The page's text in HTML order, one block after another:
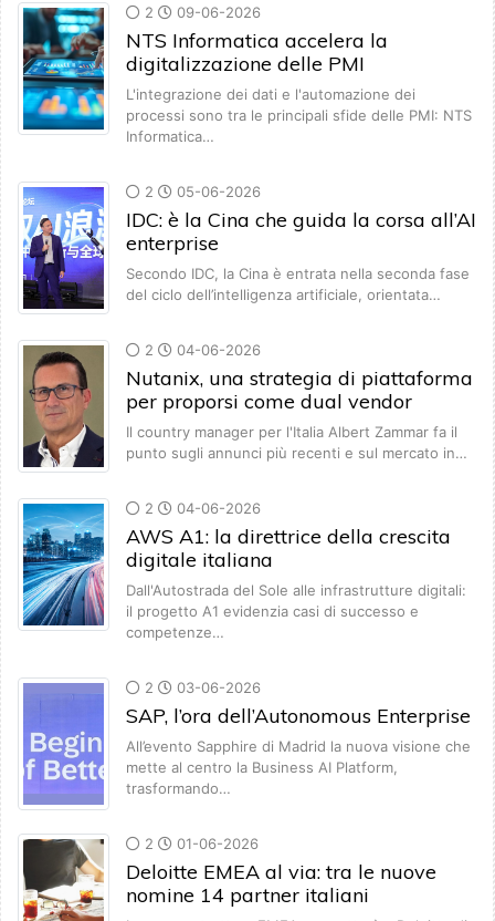
2 09-06-2026
NTS Informatica accelera la
digitalizzazione delle PMI
L'integrazione dei dati e l'automazione dei
processi sono tra le principali sfide delle PMI: NTS
Informatica…
2 05-06-2026
IDC: è la Cina che guida la corsa all’AI
enterprise
Secondo IDC, la Cina è entrata nella seconda fase
del ciclo dell’intelligenza artificiale, orientata…
2 04-06-2026
Nutanix, una strategia di piattaforma
per proporsi come dual vendor
Il country manager per l'Italia Albert Zammar fa il
punto sugli annunci più recenti e sul mercato in…
2 04-06-2026
AWS A1: la direttrice della crescita
digitale italiana
Dall'Autostrada del Sole alle infrastrutture digitali:
il progetto A1 evidenzia casi di successo e
competenze…
2 03-06-2026
SAP, l’ora dell’Autonomous Enterprise
All’evento Sapphire di Madrid la nuova visione che
mette al centro la Business AI Platform,
trasformando…
2 01-06-2026
Deloitte EMEA al via: tra le nuove
nomine 14 partner italiani